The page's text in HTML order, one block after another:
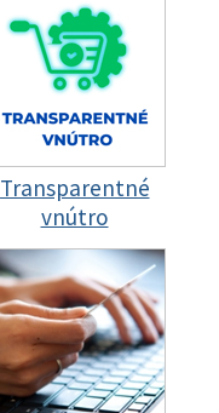
Transparentné
vnútro